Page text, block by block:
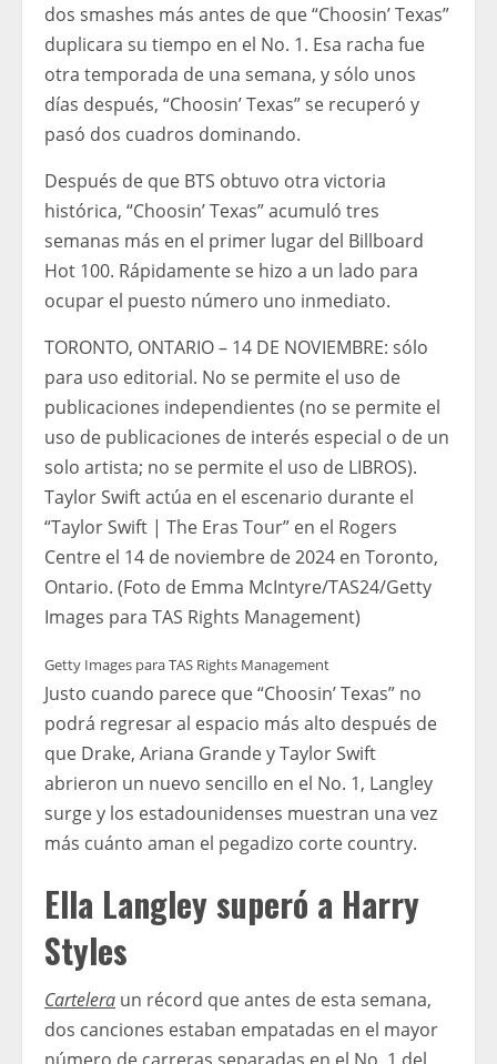
dos smashes más antes de que “Choosin’ Texas”
duplicara su tiempo en el No. 1. Esa racha fue
otra temporada de una semana, y sólo unos
días después, “Choosin’ Texas” se recuperó y
pasó dos cuadros dominando.
Después de que BTS obtuvo otra victoria
histórica, “Choosin’ Texas” acumuló tres
semanas más en el primer lugar del Billboard
Hot 100. Rápidamente se hizo a un lado para
ocupar el puesto número uno inmediato.
TORONTO, ONTARIO – 14 DE NOVIEMBRE: sólo
para uso editorial. No se permite el uso de
publicaciones independientes (no se permite el
uso de publicaciones de interés especial o de un
solo artista; no se permite el uso de LIBROS).
Taylor Swift actúa en el escenario durante el
“Taylor Swift | The Eras Tour” en el Rogers
Centre el 14 de noviembre de 2024 en Toronto,
Ontario. (Foto de Emma McIntyre/TAS24/Getty
Images para TAS Rights Management)
Getty Images para TAS Rights Management
Justo cuando parece que “Choosin’ Texas” no
podrá regresar al espacio más alto después de
que Drake, Ariana Grande y Taylor Swift
abrieron un nuevo sencillo en el No. 1, Langley
surge y los estadounidenses muestran una vez
más cuánto aman el pegadizo corte country.
Ella Langley superó a Harry
Styles
Cartelera un récord que antes de esta semana,
dos canciones estaban empatadas en el mayor